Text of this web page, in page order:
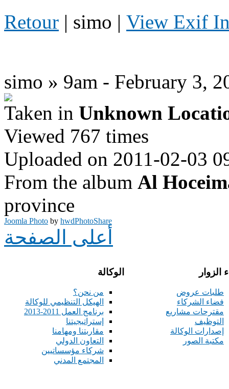
Retour | simo | View Exif
simo » 9am - February 3,
Taken in Unknown
Viewed 767 times
Uploaded on 2011-02-03
From the album Al
province
Joomla Photo by hwdPhotoShare
أعلى الصفحة
الوكالة
من نحن؟
الهيكل التنظيمي للوكالة
برنامج العمل 2011-2013
إستراتيجيتنا
مقاربتنا ومهامنا
التعاون الدولي
شركاء مؤسساتيين
المجتمع المدني
الزوار
طلبات عروض
فضاء الشركاء
مقترحات مشاريع
التوظيف
إصدارات الوكالة
مكتبة الصور